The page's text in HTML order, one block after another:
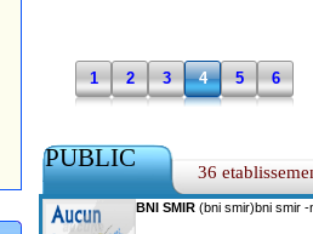
1 2 3 4 5 6
PUBLIC 36
BNI SMIR (bni smir)bni smir -